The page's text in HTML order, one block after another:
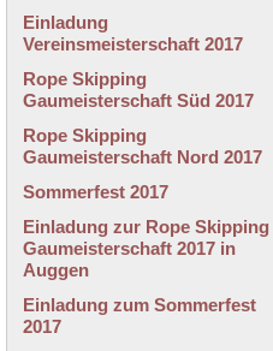
Einladung
Vereinsmeisterschaft 2017
Rope Skipping
Gaumeisterschaft Süd 2017
Rope Skipping
Gaumeisterschaft Nord 2017
Sommerfest 2017
Einladung zur Rope Skipping
Gaumeisterschaft 2017 in
Auggen
Einladung zum Sommerfest
2017